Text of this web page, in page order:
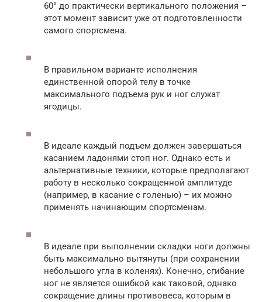
60° до практически вертикального положения –
этот момент зависит уже от подготовленности
самого спортсмена.
В правильном варианте исполнения
единственной опорой телу в точке
максимального подъема рук и ног служат
ягодицы.
В идеале каждый подъем должен завершаться
касанием ладонями стоп ног. Однако есть и
альтернативные техники, которые предполагают
работу в несколько сокращенной амплитуде
(например, в касание с голенью) – их можно
применять начинающим спортсменам.
В идеале при выполнении складки ноги должны
быть максимально вытянуты (при сохранении
небольшого угла в коленях). Конечно, сгибание
ног не является ошибкой как таковой, однако
сокращение длины противовеса, которым в